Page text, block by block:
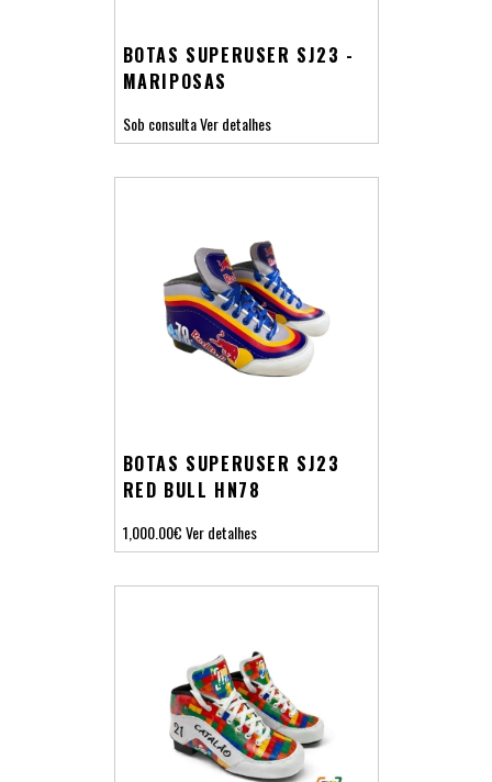
BOTAS SUPERUSER SJ23 -
MARIPOSAS
Sob consultaVer detalhes
BOTAS SUPERUSER SJ23
RED BULL HN78
1,000.00€Ver detalhes